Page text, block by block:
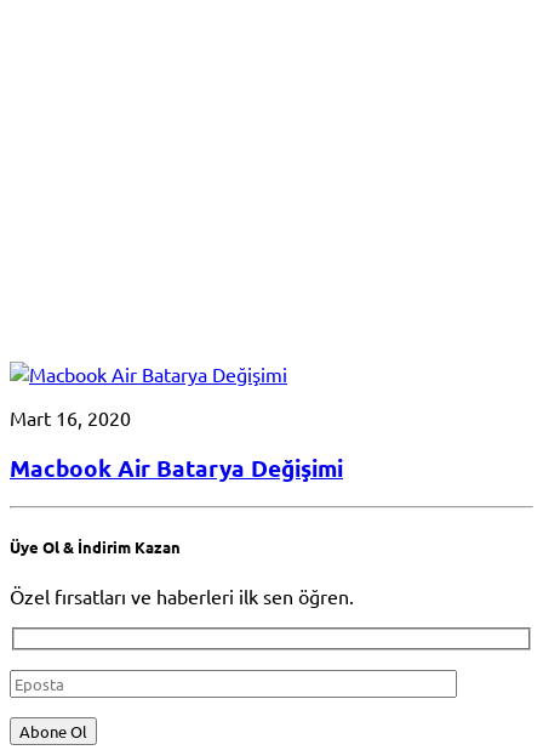
Mart 16, 2020
Macbook Air Batarya Değişimi
Üye Ol & İndirim Kazan
Özel fırsatları ve haberleri ilk sen öğren.